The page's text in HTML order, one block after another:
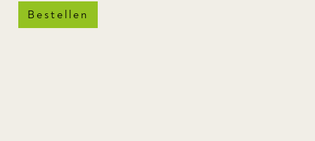
Bestellen